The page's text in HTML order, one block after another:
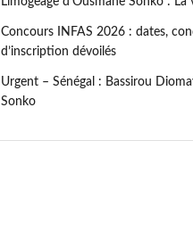
Concours INFAS 2026 : dates,
d’inscription dévoilés
Urgent – Sénégal : Bassirou
Sonko